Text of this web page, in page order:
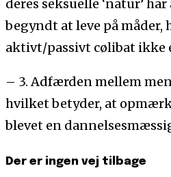
deres seksuelle ‘natur’
begyndt at leve på
aktivt/passivt cølibat ikke
– 3. Adfærden mellem
hvilket betyder, at
blevet en
Der er ingen vej tilbage